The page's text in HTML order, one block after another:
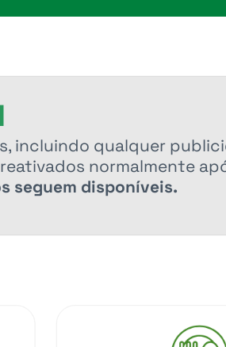
incluindo qualquer
normalmente
seguem disponíveis.